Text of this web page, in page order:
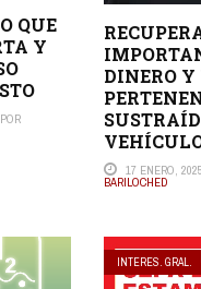
QUE
Y
DINERO
17 ENERO, 2025
BARILOCHED
INTERES. GRAL.